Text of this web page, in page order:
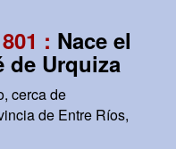
: Nace el
de Urquiza
cerca de
de Entre Ríos,